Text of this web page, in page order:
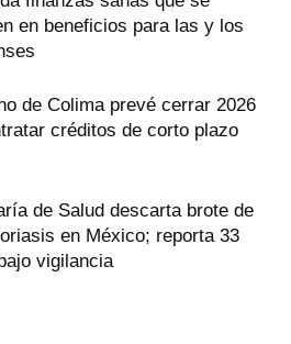
en beneficios para las y los
de Colima prevé cerrar 2026
créditos de corto plazo
de Salud descarta brote de
en México; reporta 33
vigilancia